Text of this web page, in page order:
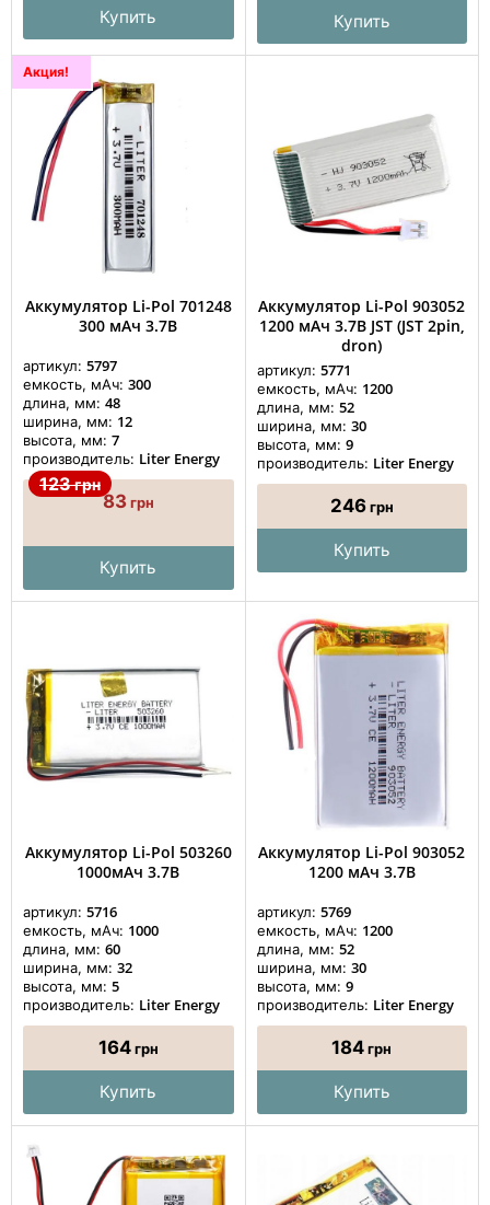
Купить Купить
Акция!
Аккумулятор Li-Pol 701248
300 мАч 3.7В
артикул: 5797
емкость, мАч: 300
длина, мм: 48
ширина, мм: 12
высота, мм: 7
производитель: Liter Energy
83грн
123грн
Купить
Аккумулятор Li-Pol 903052
1200 мАч 3.7В JST (JST 2pin,
dron)
артикул: 5771
емкость, мАч: 1200
длина, мм: 52
ширина, мм: 30
высота, мм: 9
производитель: Liter Energy
246грн
Купить
Аккумулятор Li-Pol 503260
1000мАч 3.7В
артикул: 5716
емкость, мАч: 1000
длина, мм: 60
ширина, мм: 32
высота, мм: 5
производитель: Liter Energy
164грн
Купить
Аккумулятор Li-Pol 903052
1200 мАч 3.7В
артикул: 5769
емкость, мАч: 1200
длина, мм: 52
ширина, мм: 30
высота, мм: 9
производитель: Liter Energy
184грн
Купить